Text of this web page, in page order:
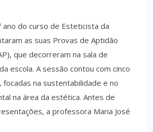
ano do curso de Esteticista da
as suas Provas de Aptidão
que decorreram na sala de
escola. A sessão contou com cinco
na sustentabilidade e no
na área da estética. Antes de
a professora Maria José